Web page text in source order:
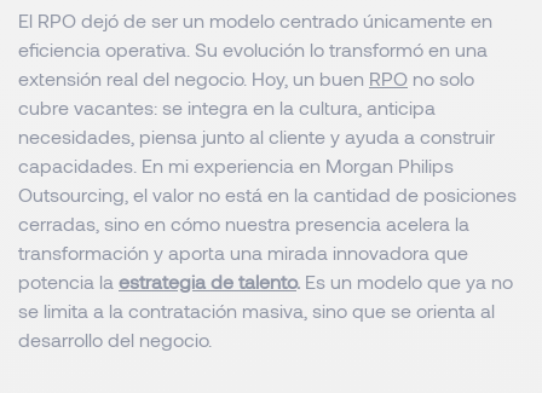
El RPO dejó de ser un modelo centrado únicamente en
eficiencia operativa. Su evolución lo transformó en una
extensión real del negocio. Hoy, un buen RPO no solo
cubre vacantes: se integra en la cultura, anticipa
necesidades, piensa junto al cliente y ayuda a construir
capacidades. En mi experiencia en Morgan Philips
Outsourcing, el valor no está en la cantidad de posiciones
cerradas, sino en cómo nuestra presencia acelera la
transformación y aporta una mirada innovadora que
potencia la estrategia de talento. Es un modelo que ya no
se limita a la contratación masiva, sino que se orienta al
desarrollo del negocio.